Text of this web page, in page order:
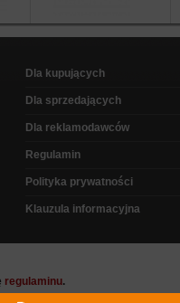
Dla kupujących
Dla sprzedających
Dla reklamodawców
Regulamin
Polityka prywatności
Klauzula informacyjna
regulaminu.